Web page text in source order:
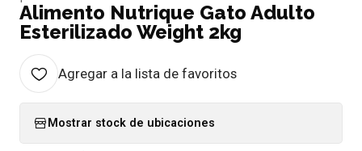
Alimento Nutrique Gato Adulto
Esterilizado Weight 2kg
Agregar a la lista de favoritos
Mostrar stock de ubicaciones